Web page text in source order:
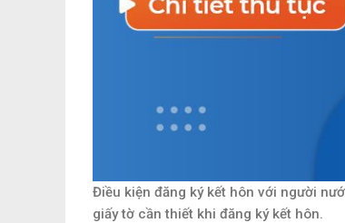
Điều kiện đăng ký kết hôn với người
giấy tờ cần thiết khi đăng ký kết hôn.